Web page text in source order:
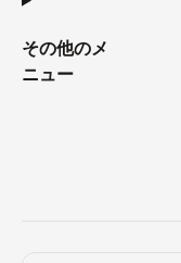
その他のメ
ニュー